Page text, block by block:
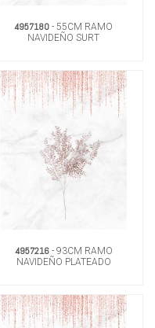
4957180 - 55CM RAMO
NAVIDEÑO SURT
4957216- 93CM RAMO
NAVIDEÑO PLATEADO